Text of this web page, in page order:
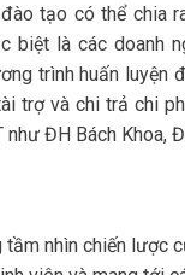
tạo có thể chia
biệt là các doanh
trình huấn luyện
trợ và chi trả chi
ĐH Bách Khoa,
nhìn chiến lược